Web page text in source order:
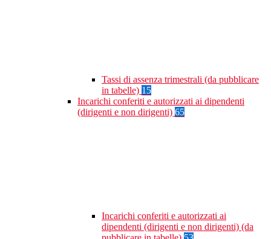
Tassi di assenza trimestrali (da pubblicare
in tabelle) 15
Incarichi conferiti e autorizzati ai dipendenti
(dirigenti e non dirigenti) 65
Incarichi conferiti e autorizzati ai
dipendenti (dirigenti e non dirigenti) (da